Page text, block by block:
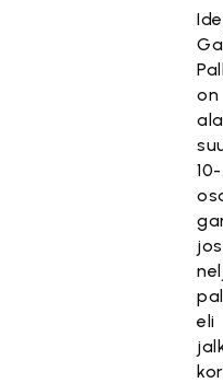
on
10-
eli